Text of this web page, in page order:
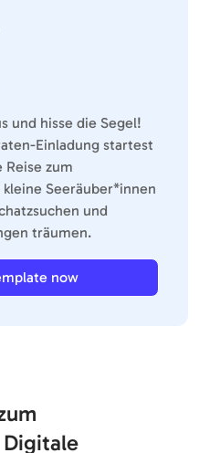
und hisse die Segel!
Einladung startest
zum
Seeräuber*innen
und
träumen.
now